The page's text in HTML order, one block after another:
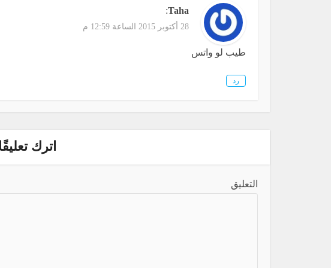
Taha
:
28 أكتوبر 2015 الساعة 12:59 م
طيب لو واتس
رد
اترك تعليقًا
التعليق